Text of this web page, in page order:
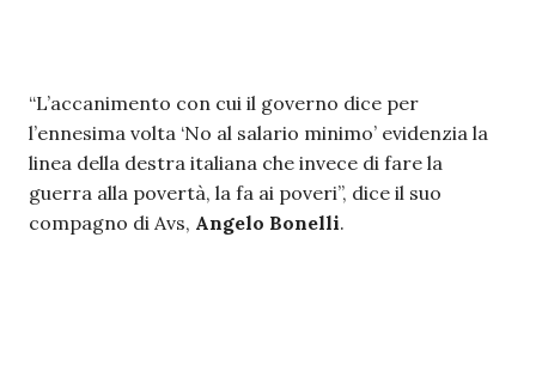
“L’accanimento con cui il governo dice per
l’ennesima volta ‘No al salario minimo’ evidenzia la
linea della destra italiana che invece di fare la
guerra alla povertà, la fa ai poveri”, dice il suo
compagno di Avs, Angelo Bonelli.